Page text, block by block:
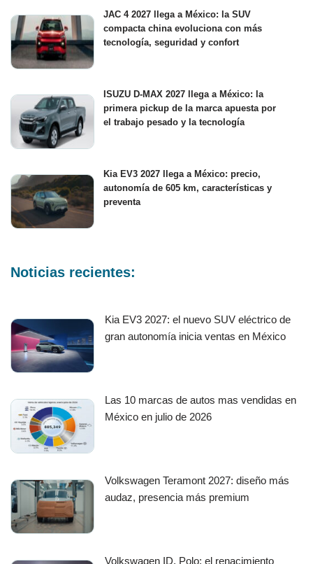
JAC 4 2027 llega a México: la SUV
compacta china evoluciona con más
tecnología, seguridad y confort
ISUZU D-MAX 2027 llega a México: la
primera pickup de la marca apuesta por
el trabajo pesado y la tecnología
Kia EV3 2027 llega a México: precio,
autonomía de 605 km, características y
preventa
Noticias recientes:
Kia EV3 2027: el nuevo SUV eléctrico de
gran autonomía inicia ventas en México
Las 10 marcas de autos mas vendidas en
México en julio de 2026
Volkswagen Teramont 2027: diseño más
audaz, presencia más premium
Volkswagen ID. Polo: el renacimiento